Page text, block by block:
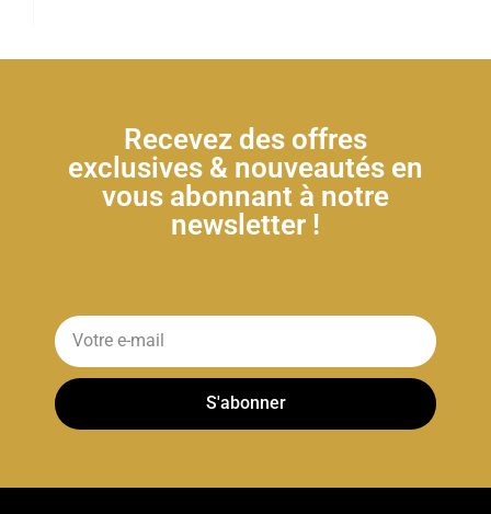
Recevez des offres
exclusives & nouveautés en
vous abonnant à notre
newsletter !
S'abonner